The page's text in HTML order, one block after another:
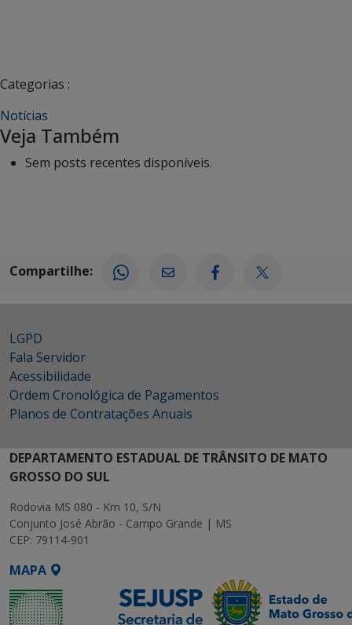
Categorias :
Notícias
Veja Também
Sem posts recentes disponíveis.
Compartilhe:
LGPD
Fala Servidor
Acessibilidade
Ordem Cronológica de Pagamentos
Planos de Contratações Anuais
DEPARTAMENTO ESTADUAL DE TRÂNSITO DE MATO
GROSSO DO SUL
Rodovia MS 080 - Km 10, S/N
Conjunto José Abrão - Campo Grande | MS
CEP: 79114-901
MAPA